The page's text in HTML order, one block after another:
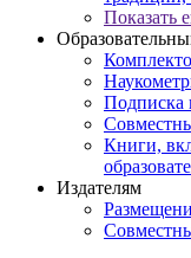
Показать
Подписка
Книги,
Издателям